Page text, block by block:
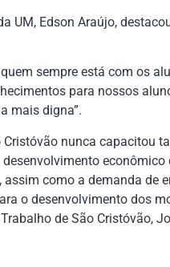
UM, Edson Araújo,
sempre está com os
para nossos
mais digna”.
nunca capacitou
como a demanda de
o desenvolvimento dos
de São Cristóvão,